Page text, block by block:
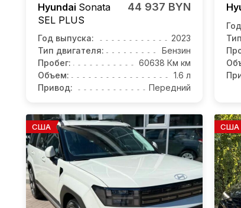
Hyundai Sonata
SEL PLUS
44 937 BYN
Год выпуска:
2023
Тип двигателя:
Бензин
Пробег:
60638 Км км
Объем:
1.6 л
Привод:
Передний
США США